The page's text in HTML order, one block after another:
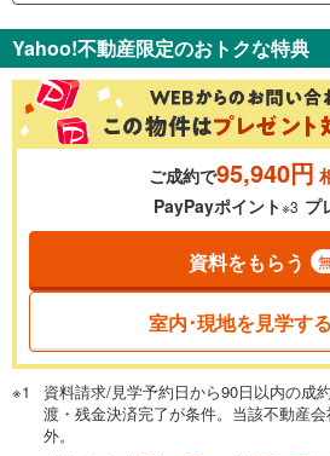
金利
0.01%
一般的には最長35年まで借り入れ可
が完済時の年齢は80歳までを条件と
閉じる
頭金
Yahoo!不動産限定のおトクな特典
ご成約で95,940円
PayPayポイント※3 プ
資料をもらう
室内･現地を見学する
資料請求/見学予約日から90日以内の成
渡・残金決済完了が条件。当該不動産
外。